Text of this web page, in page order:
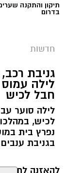
תיקון והתקנה
בדרום
חדשות
גניבת
לילה
חבל לכיש
לילה סוער
לכיש,
נפרץ בית
בגניבת